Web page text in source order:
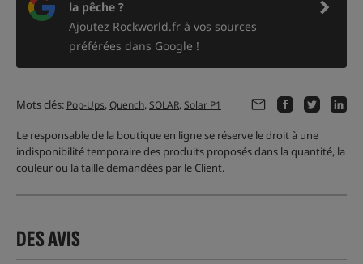
la pêche ?
Ajoutez Rockworld.fr à vos sources
préférées dans Google !
Mots clés: Pop-Ups,Quench,SOLAR,Solar P1
Le responsable de la boutique en ligne se réserve le droit à une
indisponibilité temporaire des produits proposés dans la quantité, la
couleur ou la taille demandées par le Client.
DES AVIS